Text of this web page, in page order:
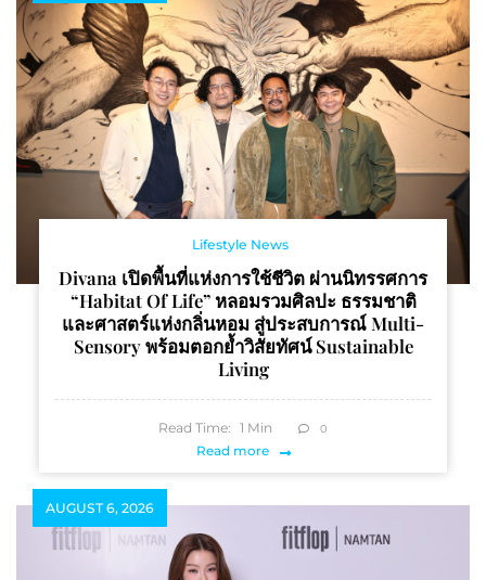
โครงการ CHULA
LEARN-DO-SHARE
PLUS หวังแก้เกมโลกรวน!!
Lifestyle News
Divana เปิดพื้นที่แห่งการใช้ชีวิต ผ่านนิทรรศการ
“Habitat Of Life” หลอมรวมศิลปะ ธรรมชาติ
และศาสตร์แห่งกลิ่นหอม สู่ประสบการณ์ Multi-
Sensory พร้อมตอกย้ำวิสัยทัศน์ Sustainable
Living
Read Time: 1 Min 0
Read more
AUGUST 6, 2026